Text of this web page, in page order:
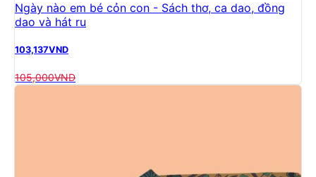
Ngày nào em bé cỏn con - Sách thơ, ca dao, đồng
dao và hát ru
103,137VND
105,000VND